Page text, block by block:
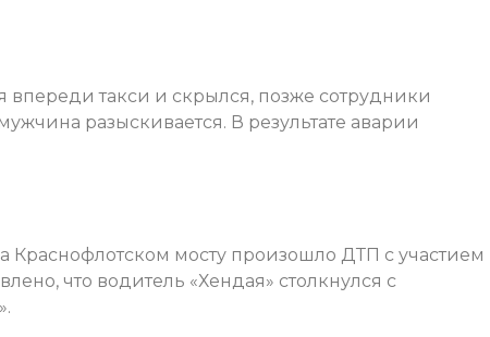
такси и скрылся, позже сотрудники
разыскивается. В результате аварии
Краснофлотском мосту произошло ДТП с участием
что водитель «Хендая» столкнулся с